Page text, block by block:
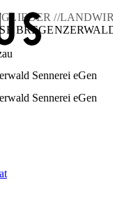
//
Sennerei eGen
Sennerei eGen